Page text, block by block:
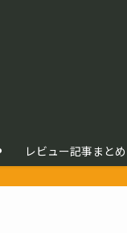
レビュー記事まとめ